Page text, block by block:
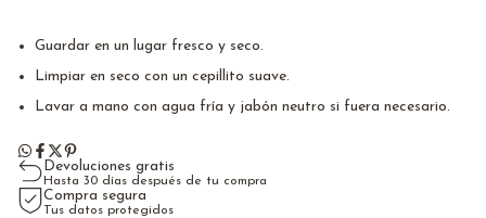
Guardar en un lugar fresco y seco.
Limpiar en seco con un cepillito suave.
Lavar a mano con agua fría y jabón neutro si fuera necesario.
Devoluciones gratis
Hasta 30 días después de tu compra
Compra segura
Tus datos protegidos